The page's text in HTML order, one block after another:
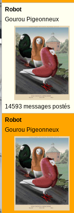
Robot
Gourou Pigeonneux
14593 messages postés
Robot
Gourou Pigeonneux